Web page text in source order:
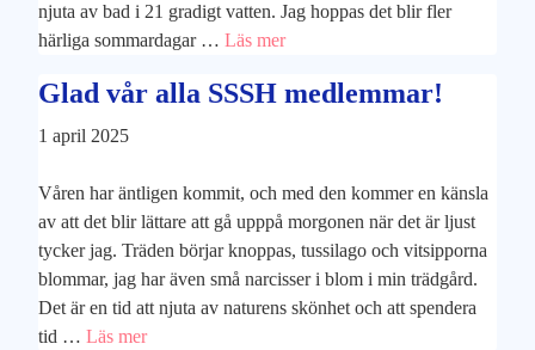
njuta av bad i 21 gradigt vatten. Jag hoppas det blir fler
härliga sommardagar … Läs mer
Glad vår alla SSSH medlemmar!
1 april 2025
Våren har äntligen kommit, och med den kommer en känsla
av att det blir lättare att gå upppå morgonen när det är ljust
tycker jag. Träden börjar knoppas, tussilago och vitsipporna
blommar, jag har även små narcisser i blom i min trädgård.
Det är en tid att njuta av naturens skönhet och att spendera
tid … Läs mer